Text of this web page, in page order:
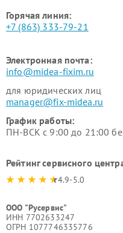
Горячая линия:
+7 (863) 333-79-21
Электронная почта:
info@midea-fixim.ru
для юридических лиц
manager@fix-midea.ru
График работы:
ПН-ВСК с 9:00 до 21:00
Рейтинг сервисного
4.9-5.0
ООО "Русервис"
ИНН 7702633247
ОГРН 1077746335776